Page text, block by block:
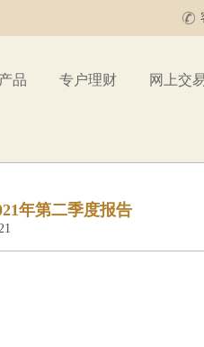
品 专户理财 网上交
年第二季度报告